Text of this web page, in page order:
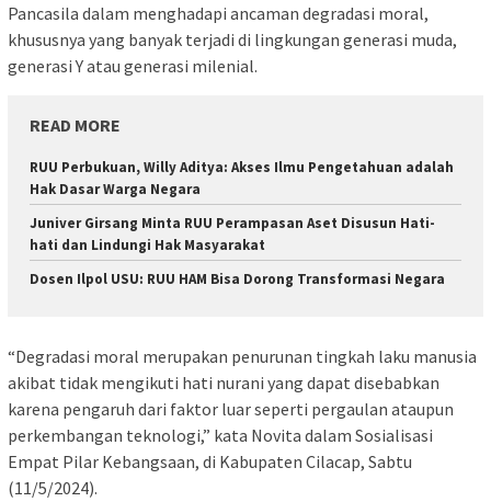
Pancasila dalam menghadapi ancaman degradasi moral,
khususnya yang banyak terjadi di lingkungan generasi muda,
generasi Y atau generasi milenial.
READ MORE
RUU Perbukuan, Willy Aditya: Akses Ilmu Pengetahuan adalah
Hak Dasar Warga Negara
Juniver Girsang Minta RUU Perampasan Aset Disusun Hati-
hati dan Lindungi Hak Masyarakat
Dosen Ilpol USU: RUU HAM Bisa Dorong Transformasi Negara
“Degradasi moral merupakan penurunan tingkah laku manusia
akibat tidak mengikuti hati nurani yang dapat disebabkan
karena pengaruh dari faktor luar seperti pergaulan ataupun
perkembangan teknologi,” kata Novita dalam Sosialisasi
Empat Pilar Kebangsaan, di Kabupaten Cilacap, Sabtu
(11/5/2024).